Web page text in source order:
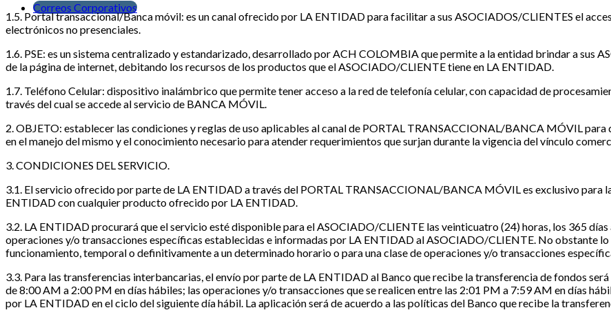
Correos Corporativos
1.5. Portal transaccional/Banca móvil: es un canal ofrecido por LA ENTIDAD para facilitar a sus ASOCIADOS/CLIENTES el
electrónicos no presenciales.
1.6. PSE: es un sistema centralizado y estandarizado, desarrollado por ACH COLOMBIA que permite a la entidad brindar a sus
de la página de internet, debitando los recursos de los productos que el ASOCIADO/CLIENTE tiene en LA ENTIDAD.
1.7. Teléfono Celular: dispositivo inalámbrico que permite tener acceso a la red de telefonía celular, con capacidad de
través del cual se accede al servicio de BANCA MÓVIL.
2. OBJETO: establecer las condiciones y reglas de uso aplicables al canal de PORTAL TRANSACCIONAL/BANCA MÓVIL
en el manejo del mismo y el conocimiento necesario para atender requerimientos que surjan durante la vigencia del vínculo
3. CONDICIONES DEL SERVICIO.
3.1. El servicio ofrecido por parte de LA ENTIDAD a través del PORTAL TRANSACCIONAL/BANCA MÓVIL es exclusivo para
ENTIDAD con cualquier producto ofrecido por LA ENTIDAD.
3.2. LA ENTIDAD procurará que el servicio esté disponible para el ASOCIADO/CLIENTE las veinticuatro (24) horas, los 365
operaciones y/o transacciones específicas establecidas e informadas por LA ENTIDAD al ASOCIADO/CLIENTE. No obstante
funcionamiento, temporal o definitivamente a un determinado horario o para una clase de operaciones y/o transacciones
3.3. Para las transferencias interbancarias, el envío por parte de LA ENTIDAD al Banco que recibe la transferencia de fondos
de 8:00 AM a 2:00 PM en días hábiles; las operaciones y/o transacciones que se realicen entre las 2:01 PM a 7:59 AM en días
por LA ENTIDAD en el ciclo del siguiente día hábil. La aplicación será de acuerdo a las políticas del Banco que recibe la